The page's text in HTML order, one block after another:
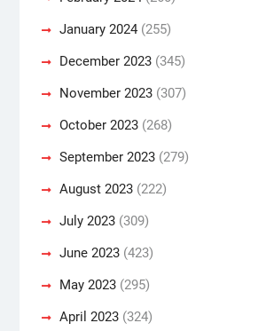
January 2024(255)
December 2023(345)
November 2023(307)
October 2023(268)
September 2023(279)
August 2023(222)
July 2023(309)
June 2023(423)
May 2023(295)
April 2023(324)